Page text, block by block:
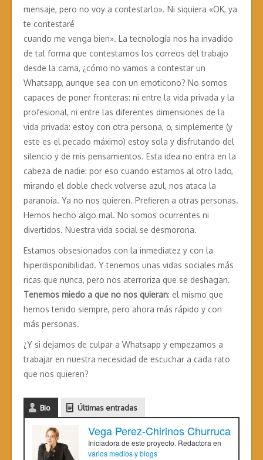
mensaje, pero no voy a contestarlo». Ni siquiera «OK, ya
te contestaré
cuando me venga bien». La tecnología nos ha invadido
de tal forma que contestamos los correos del trabajo
desde la cama, ¿cómo no vamos a contestar un
Whatsapp, aunque sea con un emoticono? No somos
capaces de poner fronteras: ni entre la vida privada y la
profesional, ni entre las diferentes dimensiones de la
vida privada: estoy con otra persona, o, simplemente (y
este es el pecado máximo) estoy sola y disfrutando del
silencio y de mis pensamientos. Esta idea no entra en la
cabeza de nadie: por eso cuando estamos al otro lado,
mirando el doble check volverse azul, nos ataca la
paranoia. Ya no nos quieren. Prefieren a otras personas.
Hemos hecho algo mal. No somos ocurrentes ni
divertidos. Nuestra vida social se desmorona.
Estamos obsesionados con la inmediatez y con la
hiperdisponibilidad. Y tenemos unas vidas sociales más
ricas que nunca, pero nos aterroriza que se deshagan.
Tenemos miedo a que no nos quieran: el mismo que
hemos tenido siempre, pero ahora más rápido y con
más personas.
¿Y si dejamos de culpar a Whatsapp y empezamos a
trabajar en nuestra necesidad de escuchar a cada rato
que nos quieren?
Bio Últimas entradas
Vega Perez-Chirinos Churruca
Iniciadora de este proyecto. Redactora en
varios medios y blogs